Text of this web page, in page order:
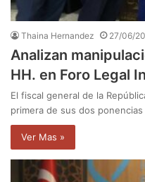
Thaina Hernandez 27/06/
Analizan
HH. en Foro Legal
El fiscal general de la
primera de sus dos
Ver Mas »